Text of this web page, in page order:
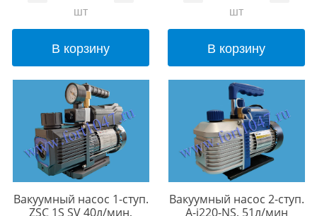
шт
В корзину
шт
В корзину
Вакуумный насос 1-ступ.
ZSC 1S SV 40л/мин,
Вакуумный насос 2-ступ.
A-i220-NS, 51л/мин